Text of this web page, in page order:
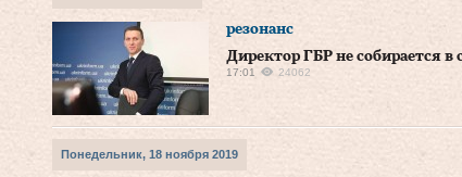
резонанс
Директор ГБР не собирается в
17:01 24062
Понедельник, 18 ноября 2019